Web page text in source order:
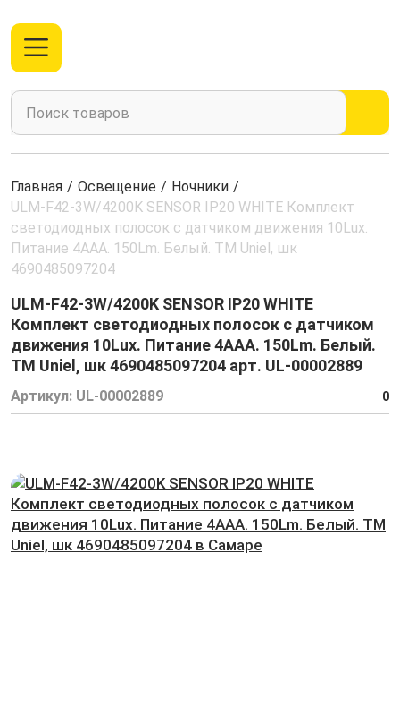
Главная / Освещение / Ночники /
ULM-F42-3W/4200K SENSOR IP20 WHITE Комплект
светодиодных полосок с датчиком движения 10Lux.
Питание 4ААА. 150Lm. Белый. ТМ Uniel, шк
4690485097204
ULM-F42-3W/4200K SENSOR IP20 WHITE
Комплект светодиодных полосок с датчиком
движения 10Lux. Питание 4ААА. 150Lm. Белый.
ТМ Uniel, шк 4690485097204 арт. UL-00002889
Артикул: UL-00002889 0